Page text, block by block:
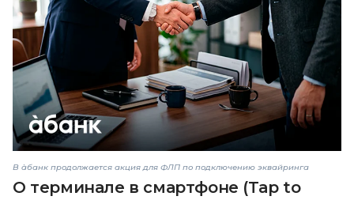
В àбанк продолжается акция для ФЛП по подключению эквайринга
О терминале в смартфоне (Tap to